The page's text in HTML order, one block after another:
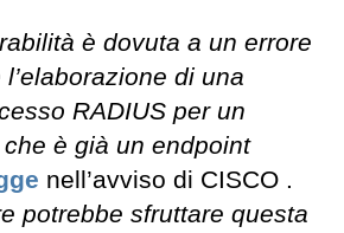
è dovuta a un errore
di una
RADIUS per un
è già un endpoint
nell’avviso di CISCO .
potrebbe sfruttare questa